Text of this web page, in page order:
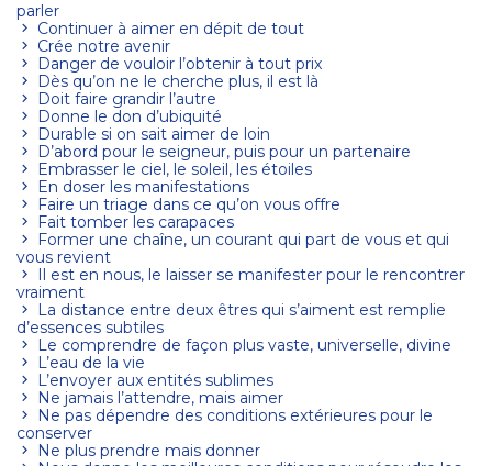
parler
Continuer à aimer en dépit de tout
Crée notre avenir
Danger de vouloir l’obtenir à tout prix
Dès qu’on ne le cherche plus, il est là
Doit faire grandir l’autre
Donne le don d’ubiquité
Durable si on sait aimer de loin
D’abord pour le seigneur, puis pour un partenaire
Embrasser le ciel, le soleil, les étoiles
En doser les manifestations
Faire un triage dans ce qu’on vous offre
Fait tomber les carapaces
vous revient
vraiment
d’essences subtiles
Le comprendre de façon plus vaste, universelle, divine
L’eau de la vie
L’envoyer aux entités sublimes
Ne jamais l’attendre, mais aimer
conserver
Ne plus prendre mais donner